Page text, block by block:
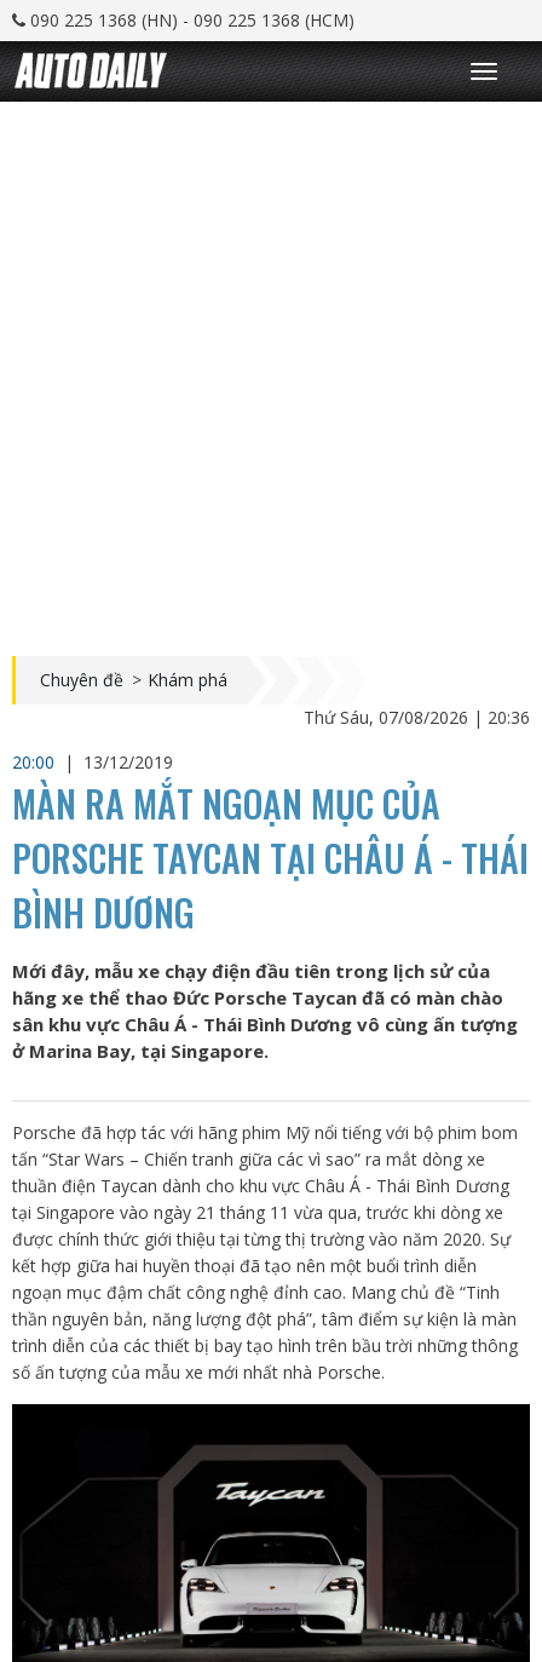
090 225 1368 (HN) - 090 225 1368 (HCM)
T
o
g
Chuyên đề > Khám phá
Thứ Sáu, 07/08/2026 | 20:36
20:00
| 13/12/2019
MÀN RA MẮT NGOẠN MỤC CỦA
PORSCHE TAYCAN TẠI CHÂU Á - THÁI
BÌNH DƯƠNG
Mới đây, mẫu xe chạy điện đầu tiên trong lịch sử của
hãng xe thể thao Đức Porsche Taycan đã có màn chào
sân khu vực Châu Á - Thái Bình Dương vô cùng ấn tượng
ở Marina Bay, tại Singapore.
Porsche đã hợp tác với hãng phim Mỹ nổi tiếng với bộ phim bom
tấn “Star Wars – Chiến tranh giữa các vì sao” ra mắt dòng xe
thuần điện Taycan dành cho khu vực Châu Á - Thái Bình Dương
tại Singapore vào ngày 21 tháng 11 vừa qua, trước khi dòng xe
được chính thức giới thiệu tại từng thị trường vào năm 2020. Sự
kết hợp giữa hai huyền thoại đã tạo nên một buổi trình diễn
ngoạn mục đậm chất công nghệ đỉnh cao. Mang chủ đề “Tinh
thần nguyên bản, năng lượng đột phá”, tâm điểm sự kiện là màn
trình diễn của các thiết bị bay tạo hình trên bầu trời những thông
số ấn tượng của mẫu xe mới nhất nhà Porsche.